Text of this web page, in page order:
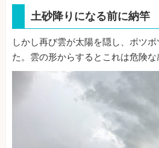
土砂降りになる前に納竿
しかし再び雲が太陽を隠し、ポツ
た。雲の形からするとこれは危険な